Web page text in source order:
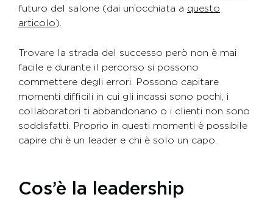
futuro del salone (dai un’occhiata a questo
articolo).
Trovare la strada del successo però non è mai
facile e durante il percorso si possono
commettere degli errori. Possono capitare
momenti difficili in cui gli incassi sono pochi, i
collaboratori ti abbandonano o i clienti non sono
soddisfatti. Proprio in questi momenti è possibile
capire chi è un leader e chi è solo un capo.
Cos’è la leadership